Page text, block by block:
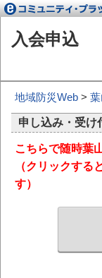
入会申込
地域防災Web >
申し込み・受け
こちらで随時葉
（クリックす
す）